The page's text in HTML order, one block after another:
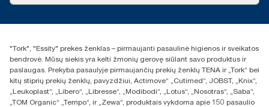
+370 5 268 3455
UAB Essity Lithuania
Naugarduko g. 98
LT-03160 Vilnius, Lietuva
"Tork", "Essity" prekės ženklas – pirmaujanti pasaulinė higienos ir sveikatos
bendrovė. Mūsų siekis yra kelti žmonių gerovę siūlant savo produktus ir
paslaugas. Prekyba pasaulyje pirmaujančių prekių ženklų TENA ir „Tork“ bei
kitų stiprių prekių ženklų, pavyzdžiui, Actimove“ „Cutimed“, JOBST, „Knix“,
„Leukoplast“, „Libero“, „Libresse“, „Modibodi“, „Lotus“, „Nosotras“, „Saba“,
„TOM Organic“ „Tempo“, ir „Zewa“, produktais vykdoma apie 150 pasaulio